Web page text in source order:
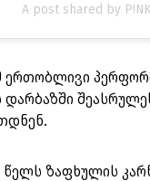
A post shared by
ერთობლივი
ზაფხულის